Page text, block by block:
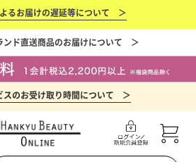
るお届けの遅延等について ＞
ンド直送商品のお届けについて ＞
スのお受け取り時間について ＞